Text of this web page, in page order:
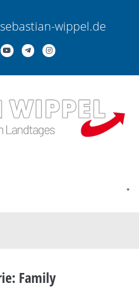
wippel.de
.
Family